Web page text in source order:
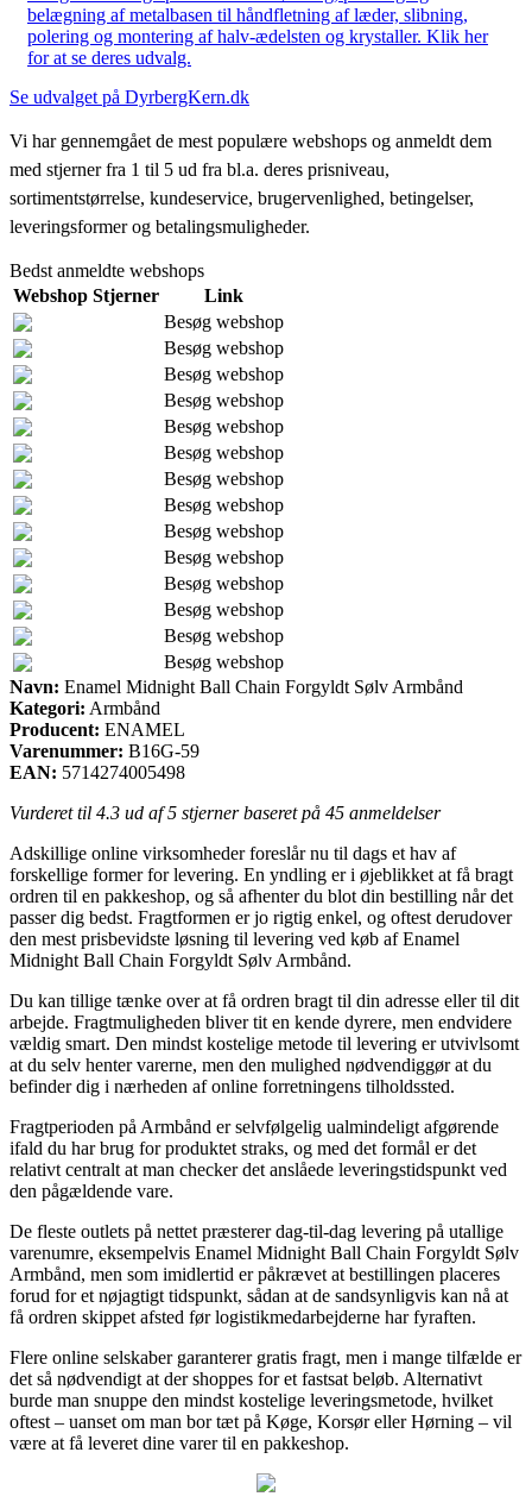
belægning af metalbasen til håndfletning af læder, slibning,
polering og montering af halv-ædelsten og krystaller. Klik her
for at se deres udvalg.
Se udvalget på DyrbergKern.dk
Vi har gennemgået de mest populære webshops og anmeldt dem
med stjerner fra 1 til 5 ud fra bl.a. deres prisniveau,
sortimentstørrelse, kundeservice, brugervenlighed, betingelser,
leveringsformer og betalingsmuligheder.
Bedst anmeldte webshops
Webshop Stjerner
Link
Besøg webshop
Besøg webshop
Besøg webshop
Besøg webshop
Besøg webshop
Besøg webshop
Besøg webshop
Besøg webshop
Besøg webshop
Besøg webshop
Besøg webshop
Besøg webshop
Besøg webshop
Besøg webshop
Navn: Enamel Midnight Ball Chain Forgyldt Sølv Armbånd
Kategori: Armbånd
Producent: ENAMEL
Varenummer: B16G-59
EAN: 5714274005498
Vurderet til 4.3 ud af 5 stjerner baseret på 45 anmeldelser
Adskillige online virksomheder foreslår nu til dags et hav af
forskellige former for levering. En yndling er i øjeblikket at få bragt
ordren til en pakkeshop, og så afhenter du blot din bestilling når det
passer dig bedst. Fragtformen er jo rigtig enkel, og oftest derudover
den mest prisbevidste løsning til levering ved køb af Enamel
Midnight Ball Chain Forgyldt Sølv Armbånd.
Du kan tillige tænke over at få ordren bragt til din adresse eller til dit
arbejde. Fragtmuligheden bliver tit en kende dyrere, men endvidere
vældig smart. Den mindst kostelige metode til levering er utvivlsomt
at du selv henter varerne, men den mulighed nødvendiggør at du
befinder dig i nærheden af online forretningens tilholdssted.
Fragtperioden på Armbånd er selvfølgelig ualmindeligt afgørende
ifald du har brug for produktet straks, og med det formål er det
relativt centralt at man checker det anslåede leveringstidspunkt ved
den pågældende vare.
De fleste outlets på nettet præsterer dag-til-dag levering på utallige
varenumre, eksempelvis Enamel Midnight Ball Chain Forgyldt Sølv
Armbånd, men som imidlertid er påkrævet at bestillingen placeres
forud for et nøjagtigt tidspunkt, sådan at de sandsynligvis kan nå at
få ordren skippet afsted før logistikmedarbejderne har fyraften.
Flere online selskaber garanterer gratis fragt, men i mange tilfælde er
det så nødvendigt at der shoppes for et fastsat beløb. Alternativt
burde man snuppe den mindst kostelige leveringsmetode, hvilket
oftest – uanset om man bor tæt på Køge, Korsør eller Hørning – vil
være at få leveret dine varer til en pakkeshop.